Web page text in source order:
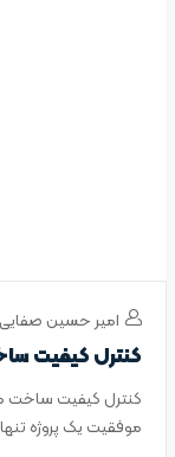
امیر حسین صفایی
کنترل کیفیت
کنترل کیفیت ساخت
موفقیت یک پروژه